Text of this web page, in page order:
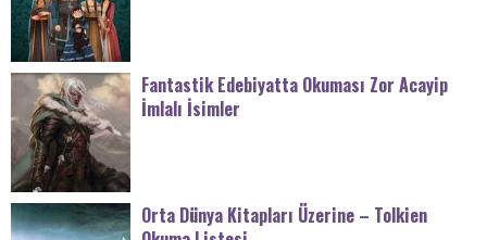
Fantastik Edebiyatta Okuması Zor Acayip
İmlalı İsimler
Orta Dünya Kitapları Üzerine – Tolkien